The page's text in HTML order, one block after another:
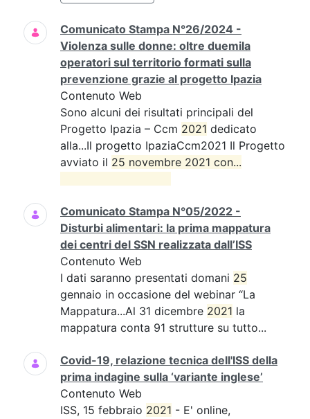
Comunicato Stampa N°26/2024 -
Violenza sulle donne: oltre duemila
operatori sul territorio formati sulla
prevenzione grazie al progetto Ipazia
Contenuto Web
Sono alcuni dei risultati principali del
Progetto Ipazia – Ccm 2021 dedicato
alla...Il progetto IpaziaCcm2021 Il Progetto
avviato il 25 novembre 2021 con...
Comunicato Stampa N°05/2022 -
Disturbi alimentari: la prima mappatura
dei centri del SSN realizzata dall’ISS
Contenuto Web
I dati saranno presentati domani 25
gennaio in occasione del webinar “La
Mappatura...Al 31 dicembre 2021 la
mappatura conta 91 strutture su tutto...
Covid-19, relazione tecnica dell'ISS della
prima indagine sulla ‘variante inglese’
Contenuto Web
ISS, 15 febbraio 2021 - E' online,